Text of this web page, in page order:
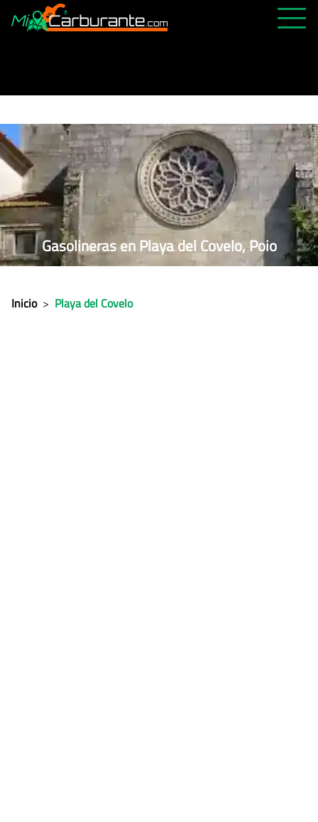
ABIERTAS 24H
ÚLTIMAS MATRÍCULAS
FAVORITAS
Gasolineras en Playa del Covelo, Poio
Inicio > Playa del Covelo